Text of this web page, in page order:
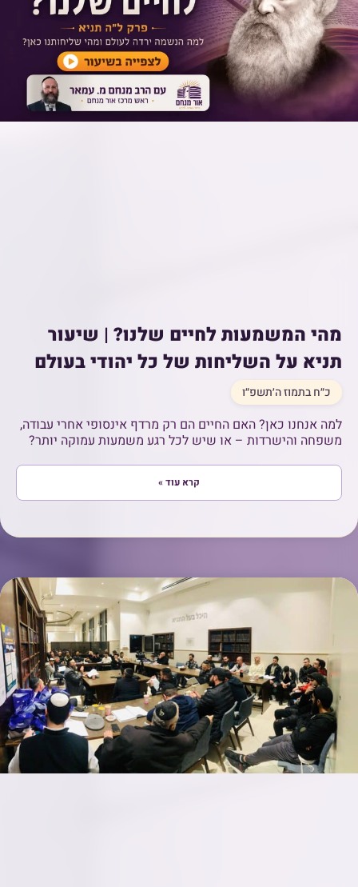
מהי המשמעות לחיים שלנו? | שיעור
תניא על השליחות של כל יהודי בעולם
כ״ח בתמוז ה׳תשפ״ו
למה אנחנו כאן? האם החיים הם רק מרדף אינסופי אחרי עבודה,
משפחה והישרדות – או שיש לכל רגע משמעות עמוקה יותר?
קרא עוד »